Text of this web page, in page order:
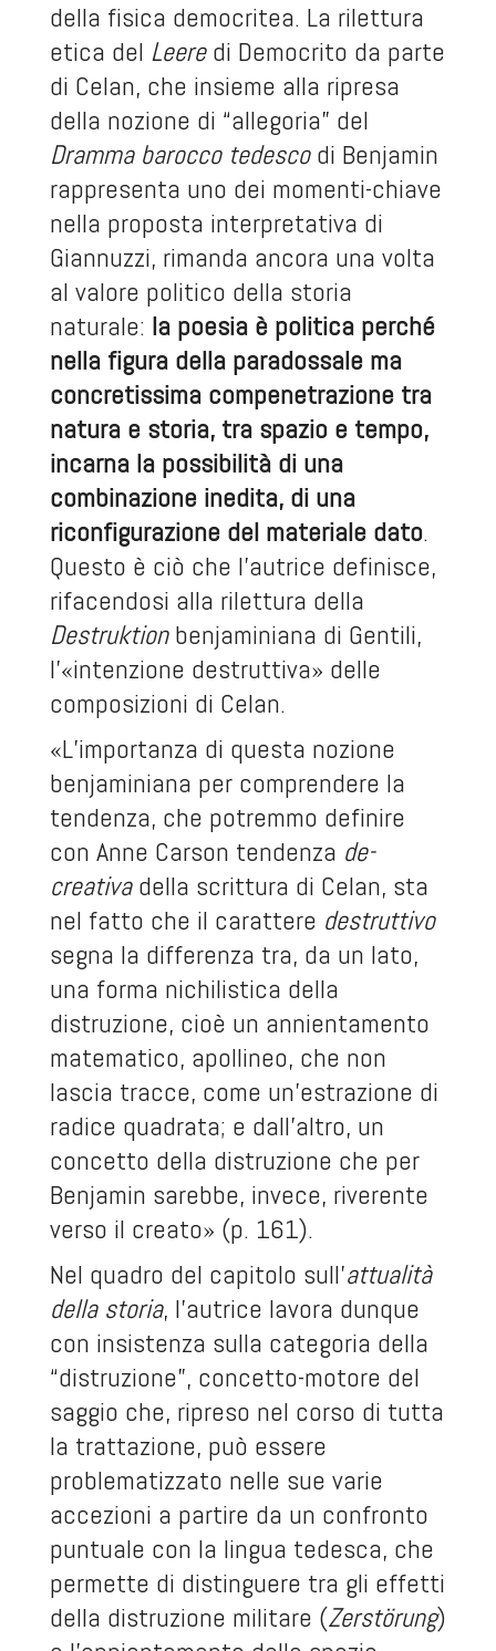
della fisica democritea. La rilettura
etica del Leeredi Democrito da parte
di Celan, che insieme alla ripresa
della nozione di “allegoria” del
Dramma barocco tedescodi Benjamin
rappresenta uno dei momenti-chiave
nella proposta interpretativa di
Giannuzzi, rimanda ancora una volta
al valore politico della storia
naturale: la poesia è politica perché
nella figura della paradossale ma
concretissima compenetrazione tra
natura e storia, tra spazio e tempo,
incarna la possibilità di una
combinazione inedita, di una
riconfigurazione del materiale dato.
Questo è ciò che l’autrice definisce,
rifacendosi alla rilettura della
Destruktionbenjaminiana di Gentili,
l’«intenzione destruttiva» delle
composizioni di Celan.
«L’importanza di questa nozione
benjaminiana per comprendere la
tendenza, che potremmo definire
con Anne Carson tendenza de-
creativadella scrittura di Celan, sta
nel fatto che il carattere destruttivo
segna la differenza tra, da un lato,
una forma nichilistica della
distruzione, cioè un annientamento
matematico, apollineo, che non
lascia tracce, come un’estrazione di
radice quadrata; e dall’altro, un
concetto della distruzione che per
Benjamin sarebbe, invece, riverente
verso il creato» (p. 161).
Nel quadro del capitolo sull’attualità
della storia, l’autrice lavora dunque
con insistenza sulla categoria della
“distruzione”, concetto-motore del
saggio che, ripreso nel corso di tutta
la trattazione, può essere
problematizzato nelle sue varie
accezioni a partire da un confronto
puntuale con la lingua tedesca, che
permette di distinguere tra gli effetti
della distruzione militare (Zerstörung)